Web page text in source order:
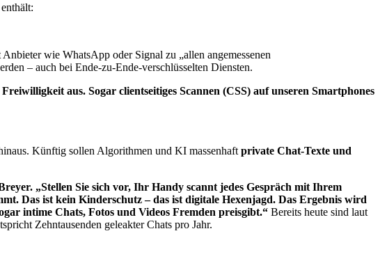
wie WhatsApp oder Signal zu „allen angemessenen
– auch bei Ende-zu-Ende-verschlüsselten Diensten.
aus. Sogar clientseitiges Scannen (CSS) auf unseren Smartphones
Künftig sollen Algorithmen und KI massenhaft private Chat-Texte und
„Stellen Sie sich vor, Ihr Handy scannt jedes Gespräch mit Ihrem
Das ist kein Kinderschutz – das ist digitale Hexenjagd. Das Ergebnis wird
intime Chats, Fotos und Videos Fremden preisgibt.“ Bereits heute sind laut
Zehntausenden geleakter Chats pro Jahr.